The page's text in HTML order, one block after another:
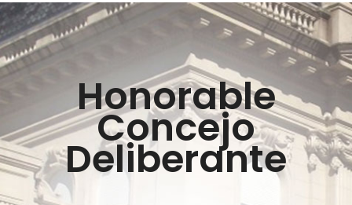
Honorable
Concejo
Deliberante